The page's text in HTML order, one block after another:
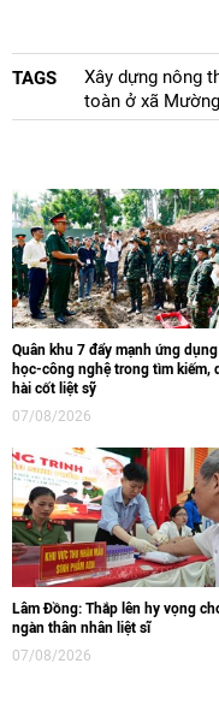
TAGS
Xây dựng nông
toàn ở xã
Quân khu 7 đẩy mạnh ứng
học-công nghệ trong tìm kiếm,
hài cốt liệt sỹ
07/08/2026
Lâm Đồng: Thắp lên hy vọng
ngàn thân nhân liệt sĩ
07/08/2026